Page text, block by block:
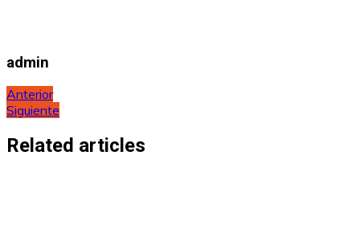
admin
Navegación
de
entradas
Anterior
Siguiente
Related articles